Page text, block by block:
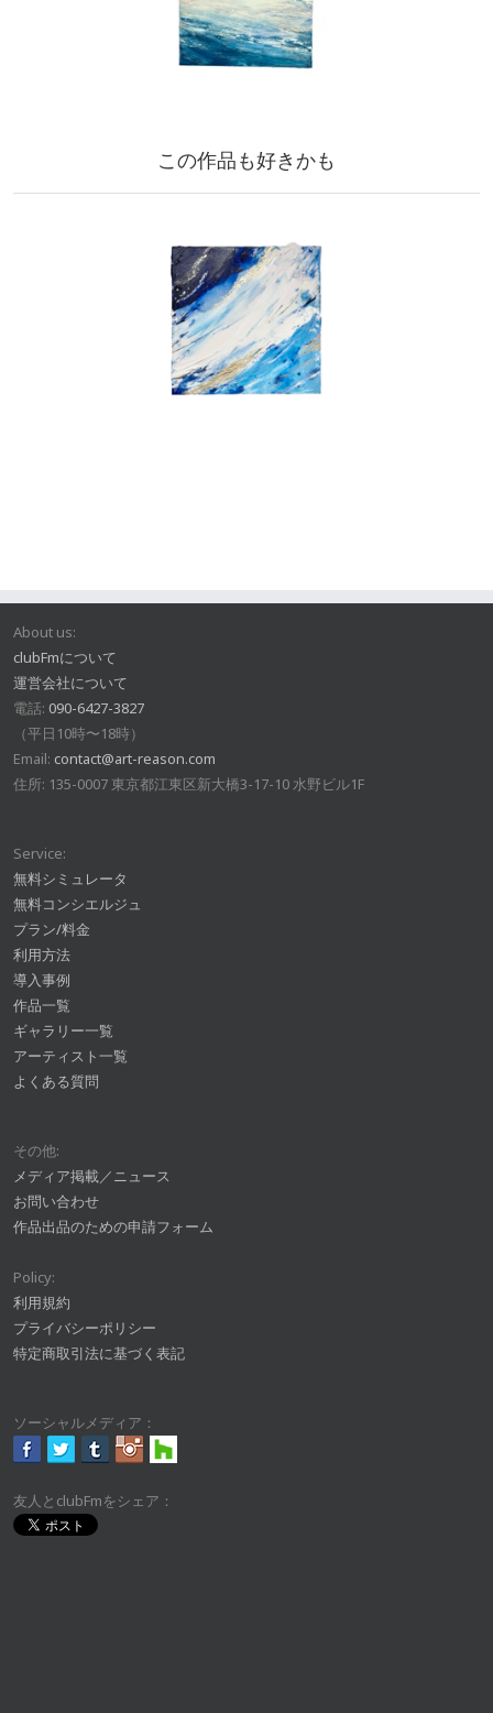
この作品も好きかも
About us:
clubFmについて
運営会社について
電話: 090-6427-3827
（平日10時〜18時）
Email: contact@art-reason.com
住所: 135-0007 東京都江東区新大橋3-17-10 水野ビル1F
Service:
無料シミュレータ
無料コンシエルジュ
プラン/料金
利用方法
導入事例
作品一覧
ギャラリー一覧
アーティスト一覧
よくある質問
その他:
メディア掲載／ニュース
お問い合わせ
作品出品のための申請フォーム
Policy:
利用規約
プライバシーポリシー
特定商取引法に基づく表記
ソーシャルメディア：
友人とclubFmをシェア：